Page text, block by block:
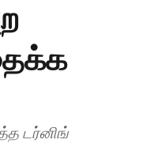
டர்னிங்